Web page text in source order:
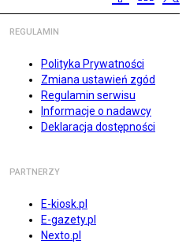
REGULAMIN
Polityka Prywatności
Zmiana ustawień zgód
Regulamin serwisu
Informacje o nadawcy
Deklaracja dostępności
PARTNERZY
E-kiosk.pl
E-gazety.pl
Nexto.pl